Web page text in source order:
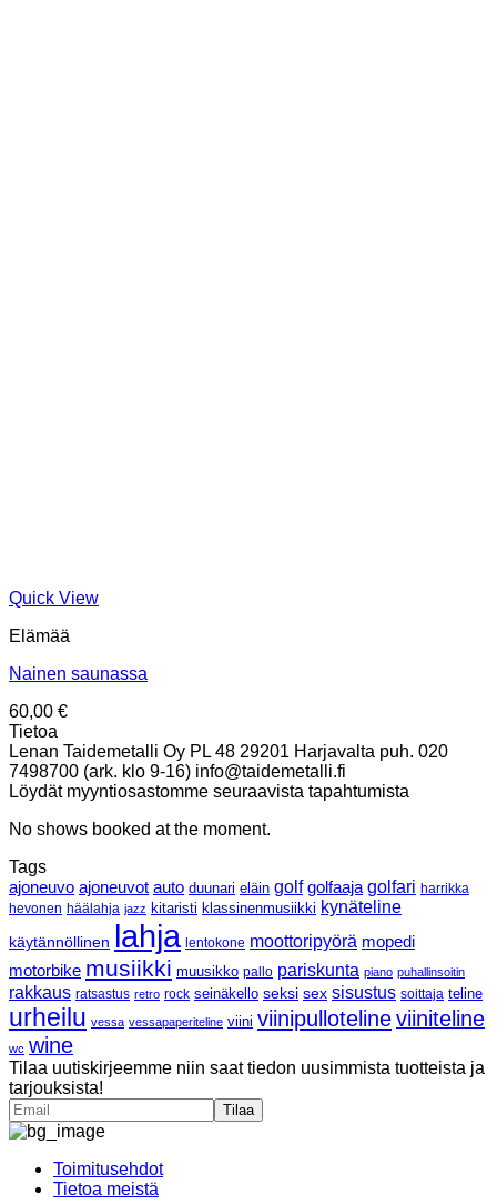
Quick View
Elämää
Nainen saunassa
60,00 €
Tietoa
Lenan Taidemetalli Oy PL 48 29201 Harjavalta puh. 020
7498700 (ark. klo 9-16) info@taidemetalli.fi
Löydät myyntiosastomme seuraavista tapahtumista
No shows booked at the moment.
Tags
ajoneuvo ajoneuvot auto duunari eläin golf golfaaja golfari harrikka
hevonen häälahja jazz kitaristi klassinenmusiikki kynäteline
käytännöllinen lahja lentokone moottoripyörä mopedi
motorbike musiikki muusikko pallo pariskunta piano puhallinsoitin
rakkaus ratsastus retro rock seinäkello seksi sex sisustus soittaja teline
urheilu vessa vessapaperiteline viini viinipullotelineviiniteline
wc wine
Tilaa uutiskirjeemme niin saat tiedon uusimmista tuotteista ja
tarjouksista!
Toimitusehdot
Tietoa meistä